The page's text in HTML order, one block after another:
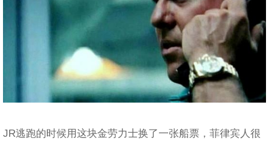
JR逃跑的时候用这块金劳力士换了一张船票，菲律宾人很